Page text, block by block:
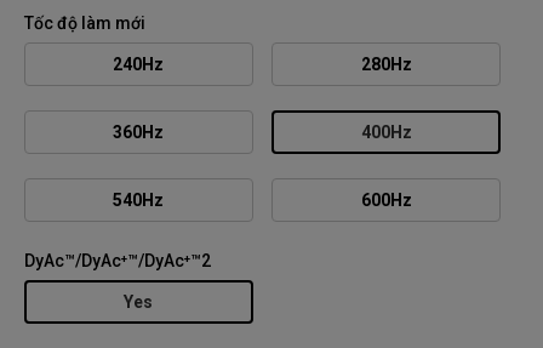
Tốc độ làm mới
240Hz 280Hz
360Hz 400Hz
540Hz 600Hz
DyAc™/DyAc⁺™/DyAc⁺™2
Yes